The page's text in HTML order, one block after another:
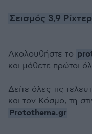
Σεισμός 3,9
Ακολουθήστε το
και μάθετε πρώτοι
Δείτε όλες τις
και τον Κόσμο, τη
Protothema.gr